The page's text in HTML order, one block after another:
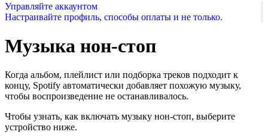
Управляйте аккаунтом
Настраивайте профиль, способы оплаты и не только.
Музыка нон-стоп
Когда альбом, плейлист или подборка треков подходит к
концу, Spotify автоматически добавляет похожую музыку,
чтобы воспроизведение не останавливалось.
Чтобы узнать, как включать музыку нон-стоп, выберите
устройство ниже.